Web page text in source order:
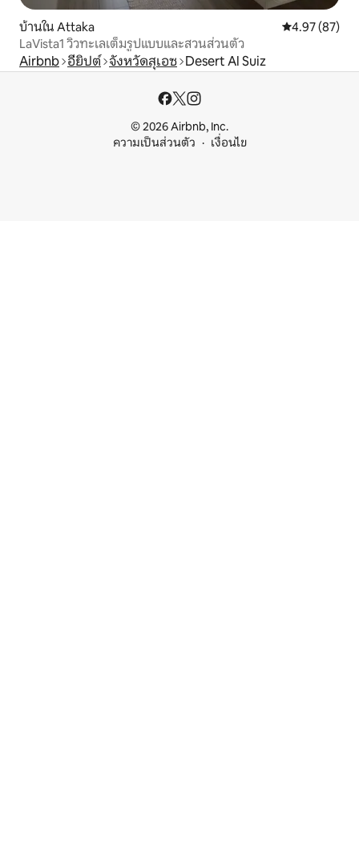
บ้านใน Attaka คะแนนเฉลี่ย
4.97 (87)
LaVista1 วิวทะเลเต็มรูปแบบและสวนส่วนตัว
Airbnb อียิปต์ จังหวัดสุเอซ Desert Al Suiz
© 2026 Airbnb, Inc.
ความเป็นส่วนตัว
เงื่อนไข